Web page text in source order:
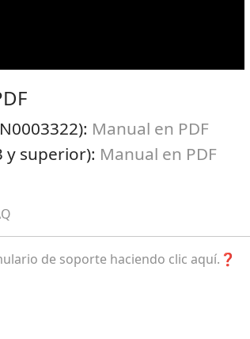
Manual en PDF
y superior): Manual en PDF
de soporte haciendo clic aquí.❓